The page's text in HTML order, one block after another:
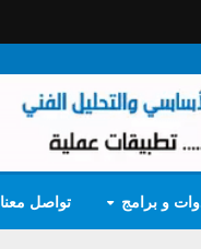
و برامج تواصل معنا